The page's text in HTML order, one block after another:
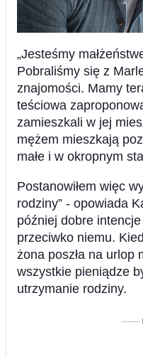
„Jesteśmy
Pobraliśmy się z
znajomości. Mamy
teściowa
zamieszkali w jej
mężem mieszkają
małe i w okropnym
Postanowiłem więc
rodziny” - opowiada
później dobre
przeciwko niemu.
żona poszła na urlop
wszystkie pieniądze
utrzymanie rodziny.
–––––